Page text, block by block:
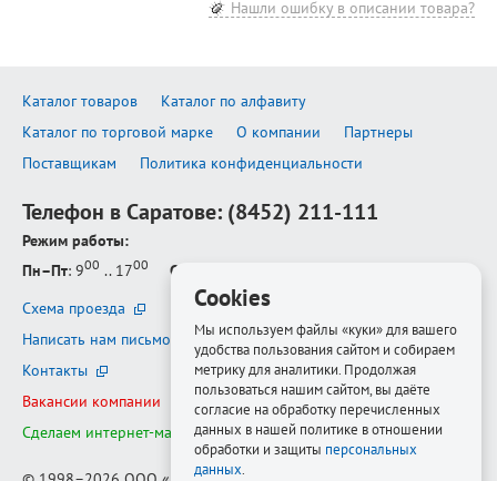
Нашли ошибку в описании товара?
Каталог товаров
Каталог по алфавиту
Каталог по торговой марке
О компании
Партнеры
Поставщикам
Политика конфиденциальности
Телефон в Саратове: (8452) 211-111
Режим работы:
Пн–Пт: 900 .. 1700 Сб–Вс
Схема проезда
Написать нам письмо
Контакты
Вакансии компании
Сделаем интернет-магазин ещё лучше
Cookies
Мы используем файлы «куки» для вашего
удобства пользования сайтом и собираем
метрику для аналитики. Продолжая
пользоваться нашим сайтом, вы даёте
согласие на обработку перечисленных
данных в нашей политике в отношении
обработки и защиты персональных
данных